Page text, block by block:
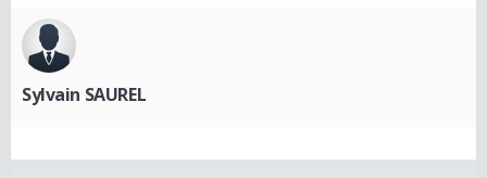
Sylvain SAUREL